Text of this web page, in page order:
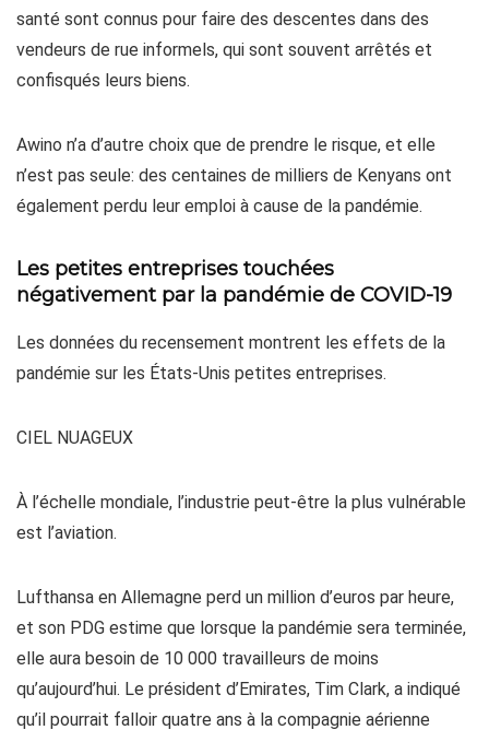
santé sont connus pour faire des descentes dans des
vendeurs de rue informels, qui sont souvent arrêtés et
confisqués leurs biens.
Awino n’a d’autre choix que de prendre le risque, et elle
n’est pas seule: des centaines de milliers de Kenyans ont
également perdu leur emploi à cause de la pandémie.
Les petites entreprises touchées
négativement par la pandémie de COVID-19
Les données du recensement montrent les effets de la
pandémie sur les États-Unis petites entreprises.
CIEL NUAGEUX
À l’échelle mondiale, l’industrie peut-être la plus vulnérable
est l’aviation.
Lufthansa en Allemagne perd un million d’euros par heure,
et son PDG estime que lorsque la pandémie sera terminée,
elle aura besoin de 10 000 travailleurs de moins
qu’aujourd’hui. Le président d’Emirates, Tim Clark, a indiqué
qu’il pourrait falloir quatre ans à la compagnie aérienne